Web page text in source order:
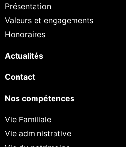
Présentation
Valeurs et engagements
Honoraires
Actualités
Contact
Nos compétences
Vie Familiale
Vie administrative